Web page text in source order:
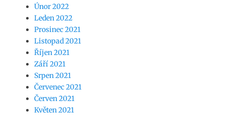
Únor 2022
Leden 2022
Prosinec 2021
Listopad 2021
Říjen 2021
Září 2021
Srpen 2021
Červenec 2021
Červen 2021
Květen 2021